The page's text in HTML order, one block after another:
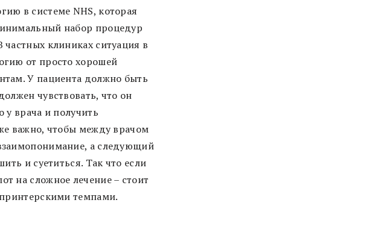
в системе NHS, которая
набор процедур
клиниках ситуация в
от просто хорошей
У пациента должно быть
чувствовать, что он
у врача и получить
важно, чтобы между врачом
а следующий
и суетиться. Так что если
на сложное лечение – стоит
темпами.